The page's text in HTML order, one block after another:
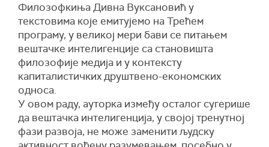
Филозофкиња Дивна Вуксановић у
текстовима које емитујемо на Трећем
програму, у великој мери бави се питањем
вештачке интелигенције са становишта
филозофије медија и у контексту
капиталистичких друштвено-економских
односа.
У овом раду, ауторка између осталог сугерише
да вештачка интелигенција, у својој тренутној
фази развоја, не може заменити људску